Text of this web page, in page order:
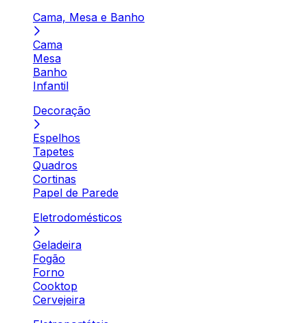
Cama, Mesa e Banho
Cama
Mesa
Banho
Infantil
Decoração
Espelhos
Tapetes
Quadros
Cortinas
Papel de Parede
Eletrodomésticos
Geladeira
Fogão
Forno
Cooktop
Cervejeira